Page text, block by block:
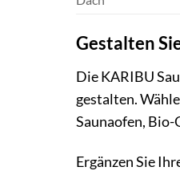
Gestalten
Die KARIBU
gestalten.
Saunaofen,
Ergänzen Sie